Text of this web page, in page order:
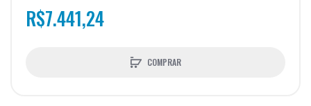
R$7.441,24
COMPRAR